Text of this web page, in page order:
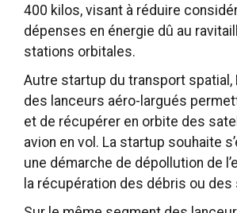
400 kilos, visant à réduire
dépenses en énergie dû au
stations orbitales.
Autre startup du transport spatial,
des lanceurs aéro-largués
et de récupérer en orbite des
avion en vol. La startup souhaite
une démarche de dépollution de
la récupération des débris ou